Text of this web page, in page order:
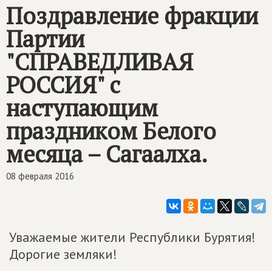
Поздравление фракции
Партии
"СПРАВЕДЛИВАЯ
РОССИЯ" с
наступающим
праздником Белого
месяца – Сагаалха.
08 февраля 2016
Уважаемые жители Республики Бурятия!
Дорогие земляки!